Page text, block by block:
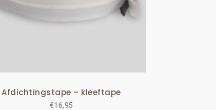
Afdichtingstape – kleeftape
€16,95